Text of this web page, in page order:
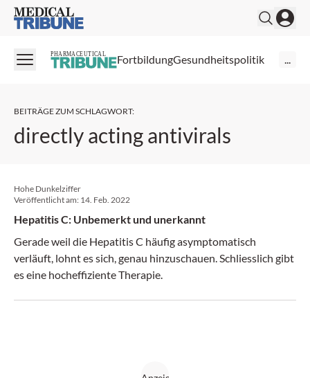
Medical Tribune
PHARMACEUTICAL FortbildungGesundheitspolitik ...
BEITRÄGE ZUM SCHLAGWORT:
directly acting antivirals
Hohe Dunkelziffer
Veröffentlicht am: 14. Feb. 2022
Hepatitis C: Unbemerkt und unerkannt
Gerade weil die Hepatitis C häufig asymptomatisch
verläuft, lohnt es sich, genau hinzuschauen. Schliesslich gibt
es eine hocheffiziente Therapie.